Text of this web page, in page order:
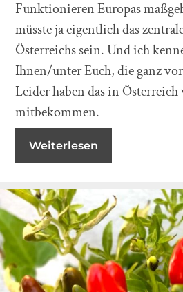
Funktionieren Europas
müsste ja eigentlich das
Österreichs sein. Und ich
Ihnen/unter Euch, die ganz
Leider haben das in
mitbekommen.
Weiterlesen